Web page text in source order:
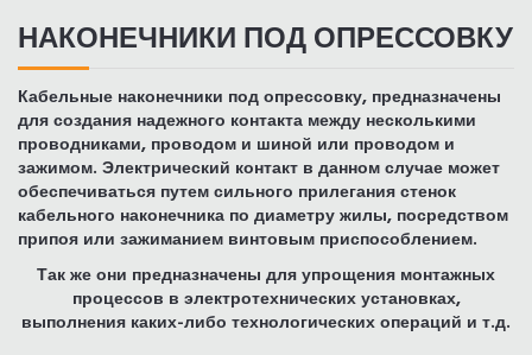
НАКОНЕЧНИКИ ПОД ОПРЕССОВКУ
Кабельные наконечники под опрессовку, предназначены
для создания надежного контакта между несколькими
проводниками, проводом и шиной или проводом и
зажимом. Электрический контакт в данном случае может
обеспечиваться путем сильного прилегания стенок
кабельного наконечника по диаметру жилы, посредством
припоя или зажиманием винтовым приспособлением.
Так же они предназначены для упрощения монтажных
процессов в электротехнических установках,
выполнения каких-либо технологических операций и т.д.